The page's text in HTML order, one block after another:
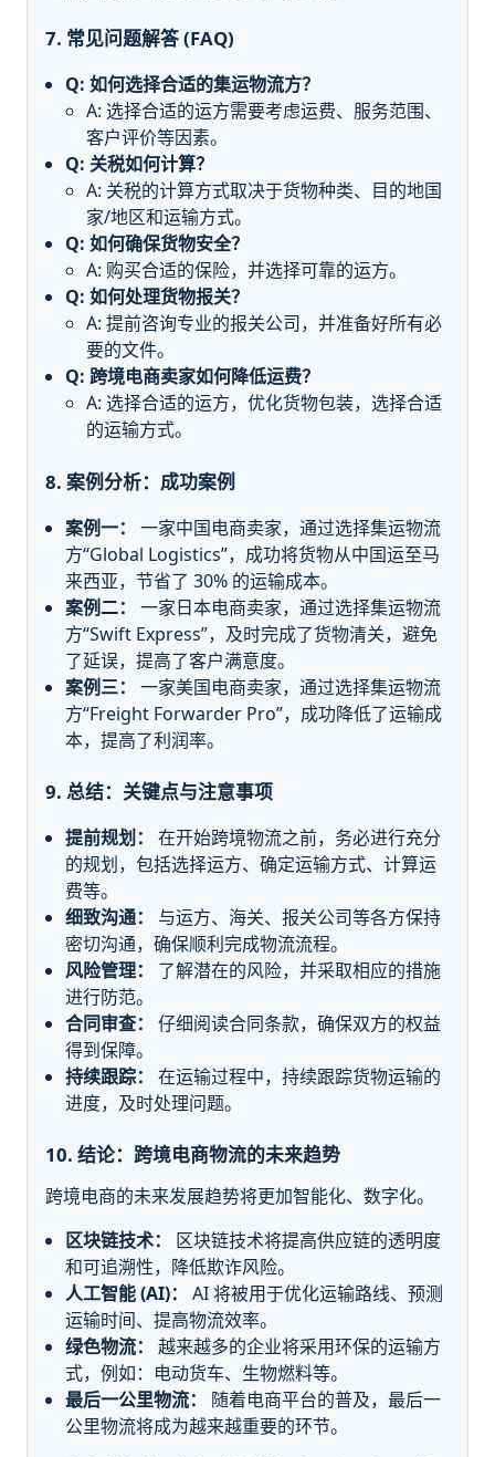
7. 常见问题解答 (FAQ)
Q: 如何选择合适的集运物流方？
A: 选择合适的运方需要考虑运费、服务范围、
客户评价等因素。
Q: 关税如何计算？
A: 关税的计算方式取决于货物种类、目的地国
家/地区和运输方式。
Q: 如何确保货物安全？
A: 购买合适的保险，并选择可靠的运方。
Q: 如何处理货物报关？
A: 提前咨询专业的报关公司，并准备好所有必
要的文件。
Q: 跨境电商卖家如何降低运费？
A: 选择合适的运方，优化货物包装，选择合适
的运输方式。
8. 案例分析：成功案例
案例一：
一家中国电商卖家，通过选择集运物流
方“Global Logistics”，成功将货物从中国运至马
来西亚，节省了 30% 的运输成本。
案例二：
一家日本电商卖家，通过选择集运物流
方“Swift Express”，及时完成了货物清关，避免
了延误，提高了客户满意度。
案例三：
一家美国电商卖家，通过选择集运物流
方“Freight Forwarder Pro”，成功降低了运输成
本，提高了利润率。
9. 总结：关键点与注意事项
提前规划：
在开始跨境物流之前，务必进行充分
的规划，包括选择运方、确定运输方式、计算运
费等。
细致沟通：
与运方、海关、报关公司等各方保持
密切沟通，确保顺利完成物流流程。
风险管理：
了解潜在的风险，并采取相应的措施
进行防范。
合同审查：
仔细阅读合同条款，确保双方的权益
得到保障。
持续跟踪：
在运输过程中，持续跟踪货物运输的
进度，及时处理问题。
10. 结论：跨境电商物流的未来趋势
跨境电商的未来发展趋势将更加智能化、数字化。
区块链技术：
区块链技术将提高供应链的透明度
和可追溯性，降低欺诈风险。
人工智能 (AI)：
AI 将被用于优化运输路线、预测
运输时间、提高物流效率。
绿色物流：
越来越多的企业将采用环保的运输方
式，例如：电动货车、生物燃料等。
最后一公里物流：
随着电商平台的普及，最后一
公里物流将成为越来越重要的环节。